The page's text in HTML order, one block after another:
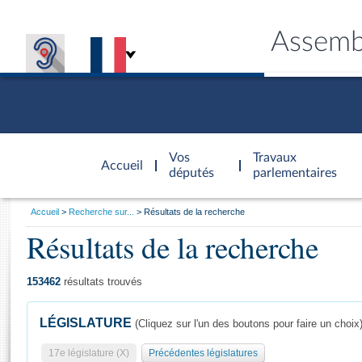
Accueil
d'accueil
Vos
députés
Travaux
parlementaires
Général
Vous
Accueil Recherche sur... Résultats de la recherche
Résultats de la recherche
153462 résultats trouvés
LÉGISLATURE (Cliquez sur l'un des boutons pour faire un choix)
17e législature (X) Précédentes législatures